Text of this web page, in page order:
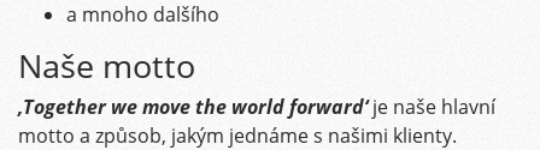
a mnoho dalšího
Naše motto
‚Together we move the world forward‘je naše hlavní
motto a způsob, jakým jednáme s našimi klienty.